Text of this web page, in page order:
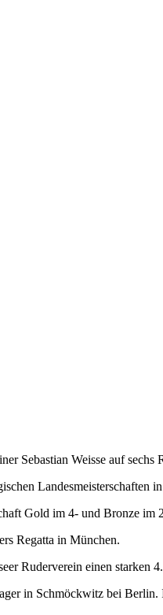
Sebastian Weisse auf
Landesmeisterschaften
Gold im 4- und Bronze im
Regatta in München.
Ruderverein einen starken
in Schmöckwitz bei